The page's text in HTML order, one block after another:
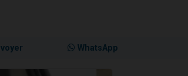
WhatsApp